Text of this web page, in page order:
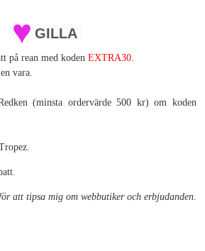
GILLA
på rean med koden EXTRA30.
vara.
(minsta ordervärde 500 kr) om koden
att tipsa mig om webbutiker och erbjudanden.